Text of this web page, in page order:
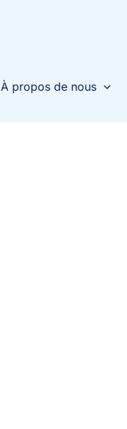
À propos de nous